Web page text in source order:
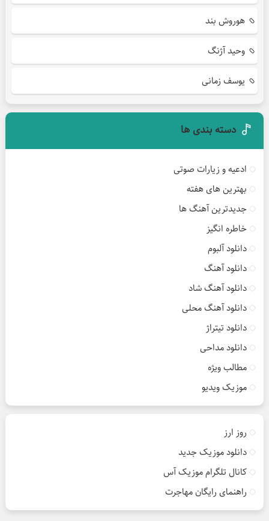
هوروش بند
وحید آژنگ
یوسف زمانی
دسته بندی ها
ادعیه و زیارات صوتی
بهترین های هفته
جدیدترین آهنگ ها
خاطره انگیز
دانلود آلبوم
دانلود آهنگ
دانلود آهنگ شاد
دانلود آهنگ محلی
دانلود تیتراژ
دانلود مداحی
مطالب ویژه
موزیک ویدیو
روز ارز
دانلود موزیک جدید
کانال تلگرام موزیک آس
راهنمای رایگان مهاجرت